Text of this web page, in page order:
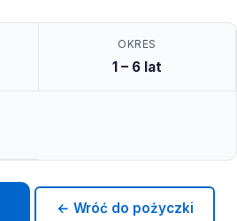
OKRES
1 – 6 lat
← Wróć do pożyczki